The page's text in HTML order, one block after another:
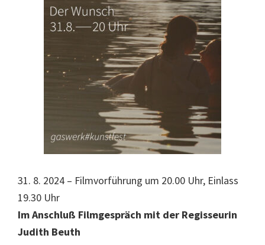
Weimar
31. 8. 2024 – Filmvorführung um 20.00 Uhr, Einlass
19.30 Uhr
Im Anschluß Filmgespräch mit der Regisseurin
Judith Beuth